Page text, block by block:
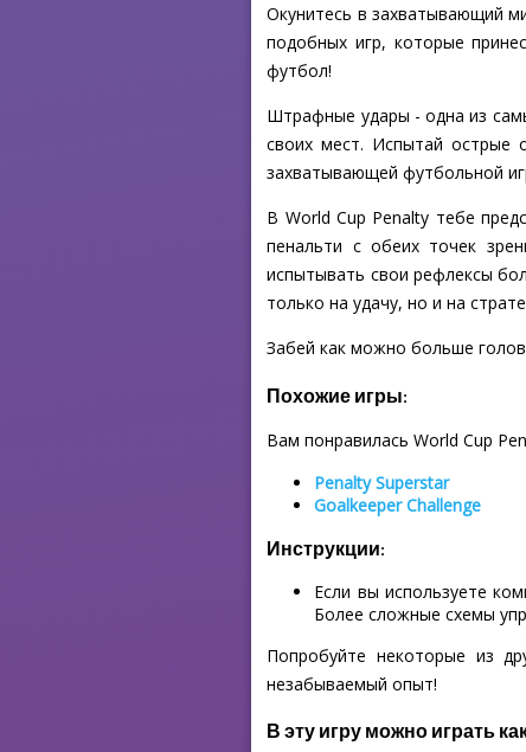
Окунитесь в захватывающий
подобных игр, которые
футбол!
Штрафные удары - одна из
своих мест. Испытай
захватывающей футбольной
В World Cup Penalty тебе
пенальти с обеих точек
испытывать свои рефлексы
только на удачу, но и на
Забей как можно больше
Похожие игры:
Вам понравилась World Cup
Penalty Superstar
Goalkeeper Challenge
Инструкции:
Если вы используете
Более сложные схемы
Попробуйте некоторые из
незабываемый опыт!
В эту игру можно играть